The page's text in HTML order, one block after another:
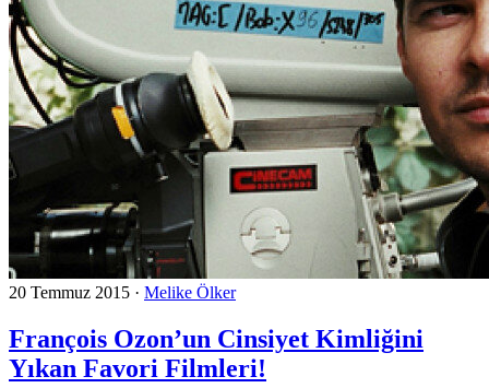
20 Temmuz 2015 · Melike Ölker
François Ozon’un Cinsiyet Kimliğini
Yıkan Favori Filmleri!